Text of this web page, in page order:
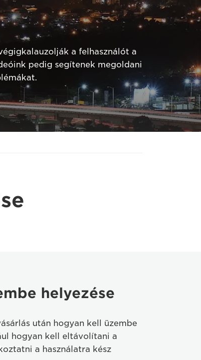
a felhasználót a
pedig segítenek megoldani
helyezése
után hogyan kell üzembe
hogyan kell eltávolítani a
a használatra kész